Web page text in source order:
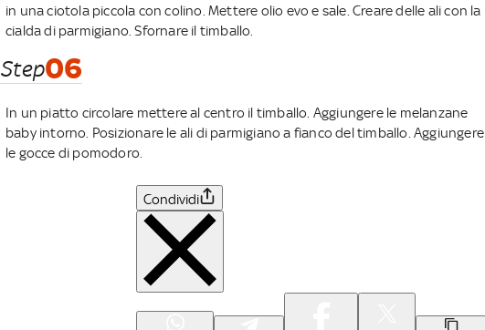
in una ciotola piccola con colino. Mettere olio evo e sale. Creare delle ali con la
cialda di parmigiano. Sfornare il timballo.
Step06
In un piatto circolare mettere al centro il timballo. Aggiungere le melanzane
baby intorno. Posizionare le ali di parmigiano a fianco del timballo. Aggiungere
le gocce di pomodoro.
Condividi